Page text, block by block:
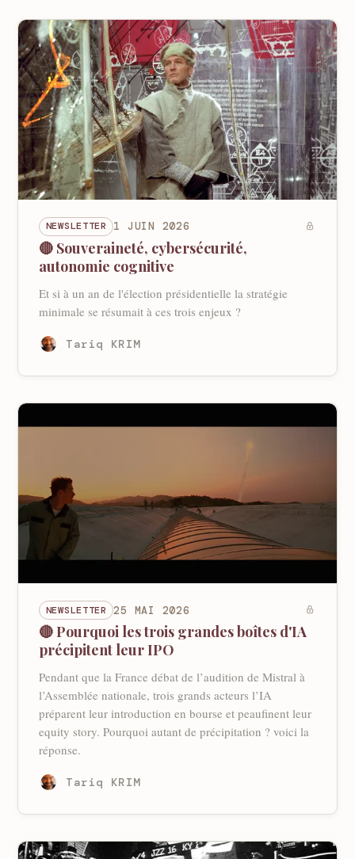
NEWSLETTER 1 JUIN 2026
🔴 Souveraineté, cybersécurité,
autonomie cognitive
Et si à un an de l'élection présidentielle la stratégie
minimale se résumait à ces trois enjeux ?
Tariq KRIM
NEWSLETTER 25 MAI 2026
🔴 Pourquoi les trois grandes boîtes d'IA
précipitent leur IPO
Pendant que la France débat de l’audition de Mistral à
l’Assemblée nationale, trois grands acteurs l’IA
préparent leur introduction en bourse et peaufinent leur
equity story. Pourquoi autant de précipitation ? voici la
réponse.
Tariq KRIM